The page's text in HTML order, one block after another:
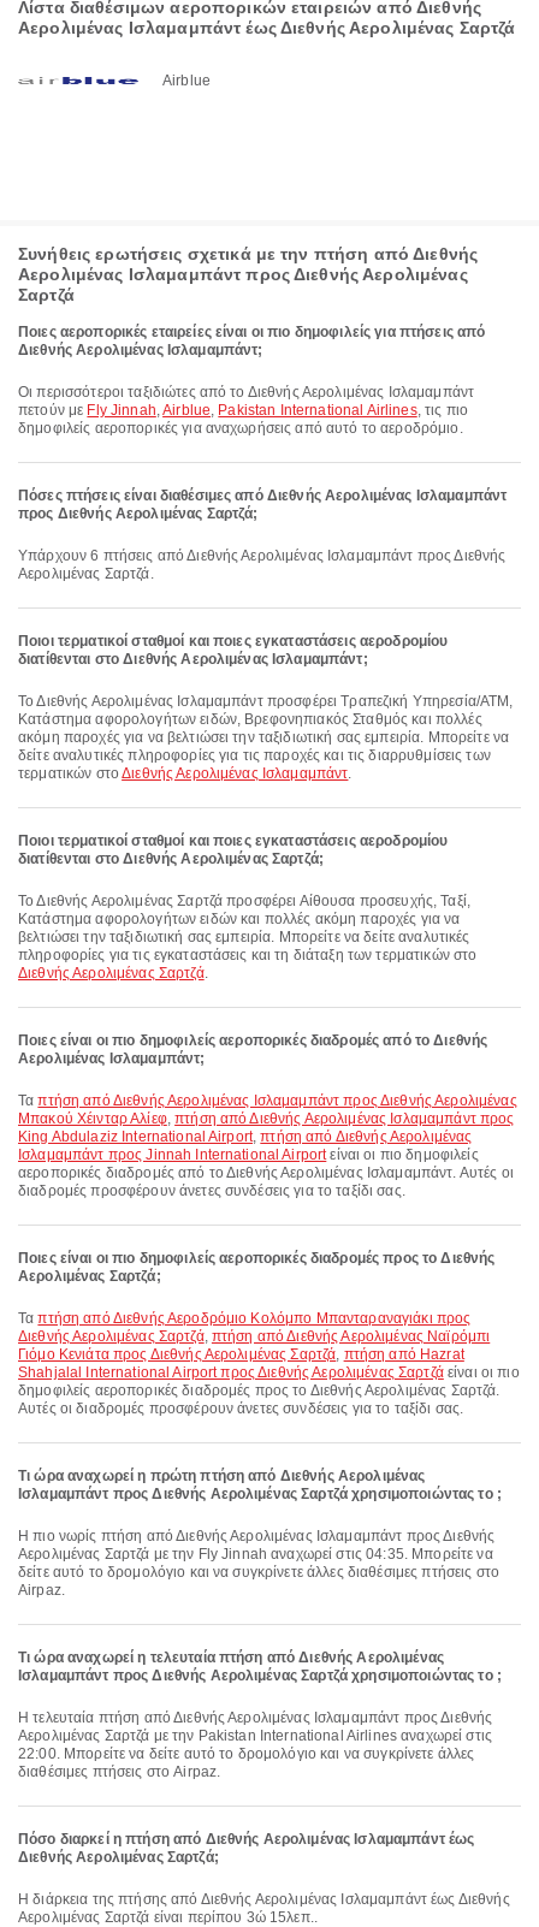
Λίστα διαθέσιμων αεροπορικών εταιρειών από Διεθνής
Αερολιμένας Ισλαμαμπάντ έως Διεθνής Αερολιμένας Σαρτζά
Airblue
Συνήθεις ερωτήσεις σχετικά με την πτήση από Διεθνής
Αερολιμένας Ισλαμαμπάντ προς Διεθνής Αερολιμένας
Σαρτζά
Ποιες αεροπορικές εταιρείες είναι οι πιο δημοφιλείς για πτήσεις από
Διεθνής Αερολιμένας Ισλαμαμπάντ;
Οι περισσότεροι ταξιδιώτες από το Διεθνής Αερολιμένας Ισλαμαμπάντ
πετούν με Fly Jinnah,Airblue, Pakistan International Airlines, τις πιο
δημοφιλείς αεροπορικές για αναχωρήσεις από αυτό το αεροδρόμιο.
Πόσες πτήσεις είναι διαθέσιμες από Διεθνής Αερολιμένας Ισλαμαμπάντ
προς Διεθνής Αερολιμένας Σαρτζά;
Υπάρχουν 6 πτήσεις από Διεθνής Αερολιμένας Ισλαμαμπάντ προς Διεθνής
Αερολιμένας Σαρτζά.
Ποιοι τερματικοί σταθμοί και ποιες εγκαταστάσεις αεροδρομίου
διατίθενται στο Διεθνής Αερολιμένας Ισλαμαμπάντ;
Το Διεθνής Αερολιμένας Ισλαμαμπάντ προσφέρει Τραπεζική Υπηρεσία/ΑΤΜ,
Κατάστημα αφορολογήτων ειδών, Βρεφονηπιακός Σταθμός και πολλές
ακόμη παροχές για να βελτιώσει την ταξιδιωτική σας εμπειρία. Μπορείτε να
δείτε αναλυτικές πληροφορίες για τις παροχές και τις διαρρυθμίσεις των
τερματικών στοΔιεθνής Αερολιμένας Ισλαμαμπάντ.
Ποιοι τερματικοί σταθμοί και ποιες εγκαταστάσεις αεροδρομίου
διατίθενται στο Διεθνής Αερολιμένας Σαρτζά;
Το Διεθνής Αερολιμένας Σαρτζά προσφέρει Αίθουσα προσευχής, Ταξί,
Κατάστημα αφορολογήτων ειδών και πολλές ακόμη παροχές για να
βελτιώσει την ταξιδιωτική σας εμπειρία. Μπορείτε να δείτε αναλυτικές
πληροφορίες για τις εγκαταστάσεις και τη διάταξη των τερματικών στο
Διεθνής Αερολιμένας Σαρτζά.
Ποιες είναι οι πιο δημοφιλείς αεροπορικές διαδρομές από το Διεθνής
Αερολιμένας Ισλαμαμπάντ;
Ταπτήση από Διεθνής Αερολιμένας Ισλαμαμπάντ προς Διεθνής Αερολιμένας
Μπακού Χέινταρ Αλίεφ,πτήση από Διεθνής Αερολιμένας Ισλαμαμπάντ προς
King Abdulaziz International Airport,πτήση από Διεθνής Αερολιμένας
Ισλαμαμπάντ προς Jinnah International Airportείναι οι πιο δημοφιλείς
αεροπορικές διαδρομές από το Διεθνής Αερολιμένας Ισλαμαμπάντ. Αυτές οι
διαδρομές προσφέρουν άνετες συνδέσεις για το ταξίδι σας.
Ποιες είναι οι πιο δημοφιλείς αεροπορικές διαδρομές προς το Διεθνής
Αερολιμένας Σαρτζά;
Ταπτήση από Διεθνής Αεροδρόμιο Κολόμπο Μπανταραναγιάκι προς
Διεθνής Αερολιμένας Σαρτζά, πτήση από Διεθνής Αερολιμένας Ναϊρόμπι
Γιόμο Κενιάτα προς Διεθνής Αερολιμένας Σαρτζά, πτήση από Hazrat
Shahjalal International Airport προς Διεθνής Αερολιμένας Σαρτζάείναι οι πιο
δημοφιλείς αεροπορικές διαδρομές προς το Διεθνής Αερολιμένας Σαρτζά.
Αυτές οι διαδρομές προσφέρουν άνετες συνδέσεις για το ταξίδι σας.
Τι ώρα αναχωρεί η πρώτη πτήση από Διεθνής Αερολιμένας
Ισλαμαμπάντ προς Διεθνής Αερολιμένας Σαρτζά χρησιμοποιώντας το ;
Η πιο νωρίς πτήση από Διεθνής Αερολιμένας Ισλαμαμπάντ προς Διεθνής
Αερολιμένας Σαρτζά με την Fly Jinnah αναχωρεί στις 04:35. Μπορείτε να
δείτε αυτό το δρομολόγιο και να συγκρίνετε άλλες διαθέσιμες πτήσεις στο
Airpaz.
Τι ώρα αναχωρεί η τελευταία πτήση από Διεθνής Αερολιμένας
Ισλαμαμπάντ προς Διεθνής Αερολιμένας Σαρτζά χρησιμοποιώντας το ;
Η τελευταία πτήση από Διεθνής Αερολιμένας Ισλαμαμπάντ προς Διεθνής
Αερολιμένας Σαρτζά με την Pakistan International Airlines αναχωρεί στις
22:00. Μπορείτε να δείτε αυτό το δρομολόγιο και να συγκρίνετε άλλες
διαθέσιμες πτήσεις στο Airpaz.
Πόσο διαρκεί η πτήση από Διεθνής Αερολιμένας Ισλαμαμπάντ έως
Διεθνής Αερολιμένας Σαρτζά;
Η διάρκεια της πτήσης από Διεθνής Αερολιμένας Ισλαμαμπάντ έως Διεθνής
Αερολιμένας Σαρτζά είναι περίπου 3ώ 15λεπ..